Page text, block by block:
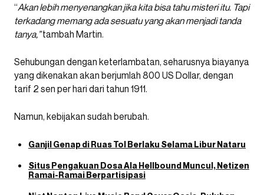
“Akan lebih menyenangkan jika kita bisa tahu misteri itu. Tapi
terkadang memang ada sesuatu yang akan menjadi tanda
tanya,”tambah Martin.
Sehubungan dengan keterlambatan, seharusnya biayanya
yang dikenakan akan berjumlah 800 US Dollar, dengan
tarif 2 sen per hari dari tahun 1911.
Namun, kebijakan sudah berubah.
Ganjil Genap di Ruas Tol Berlaku Selama Libur Nataru
Situs Pengakuan Dosa Ala Hellbound Muncul, Netizen
Ramai-Ramai Berpartisipasi